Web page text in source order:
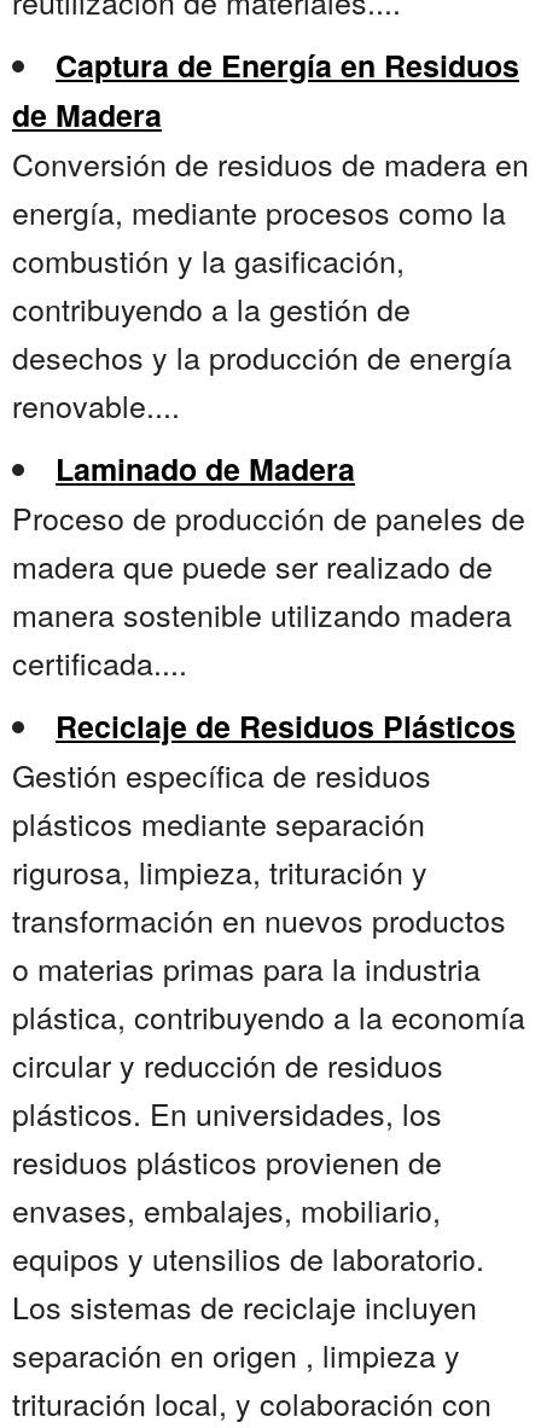
Captura de Energía en Residuos
de Madera
Conversión de residuos de madera en
energía, mediante procesos como la
combustión y la gasificación,
contribuyendo a la gestión de
desechos y la producción de energía
renovable....
Laminado de Madera
Proceso de producción de paneles de
madera que puede ser realizado de
manera sostenible utilizando madera
certificada....
Reciclaje de Residuos Plásticos
Gestión específica de residuos
plásticos mediante separación
rigurosa, limpieza, trituración y
transformación en nuevos productos
o materias primas para la industria
plástica, contribuyendo a la economía
circular y reducción de residuos
plásticos. En universidades, los
residuos plásticos provienen de
envases, embalajes, mobiliario,
equipos y utensilios de laboratorio.
Los sistemas de reciclaje incluyen
separación en origen , limpieza y
trituración local, y colaboración con